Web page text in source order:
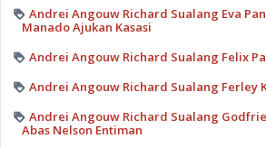
Andrei Angouw Richard Sualang Eva
Manado Ajukan Kasasi
Andrei Angouw Richard Sualang Felix
Andrei Angouw Richard Sualang Ferley
Andrei Angouw Richard Sualang
Abas Nelson Entiman